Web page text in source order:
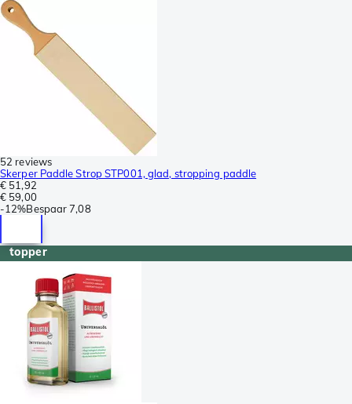
52 reviews
Skerper Paddle Strop STP001, glad, stropping paddle
€ 51,92
€ 59,00
-12%Bespaar 7,08
topper